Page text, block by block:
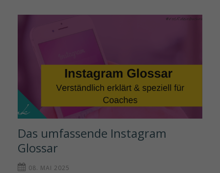
Das umfassende Instagram
Glossar
08. MAI 2025